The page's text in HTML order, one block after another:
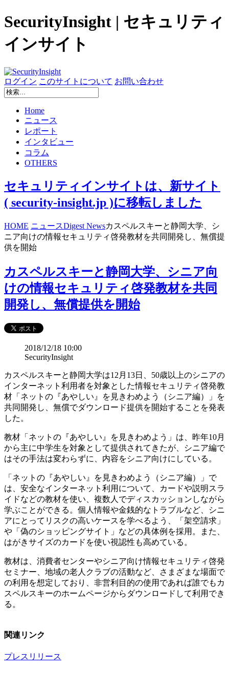
SecurityInsight | セキュリティ
インサイト
ログイン このサイトについて お問い合わせ
Home
ニュース
レポート
インタビュー
コラム
OTHERS
セキュリティインサイトは、新サイト
( security-insight.jp )に移転しました
HOME ニュースDigest Newsカスペルスキーと静岡大学、シ
ニア向けの情報セキュリティ啓発教材を共同開発し、無償提
供を開始
カスペルスキーと静岡大学、シニア向
けの情報セキュリティ啓発教材を共同
開発し、無償提供を開始
2018/12/18 10:00
SecurityInsight
カスペルスキーと静岡大学は12月13日、50歳以上のシニアの
インターネット利用者を対象とした情報セキュリティ啓発教
材「ネットの『あやしい』を見きわめよう（シニア編）」を
共同開発し、無償でダウンロード提供を開始することを発表
した。
教材「ネットの『あやしい』を見きわめよう」は、昨年10月
から主に中学生を対象として提供されてきたが、シニア編で
はその手法は変わらずに、内容をシニア向けにしている。
「ネットの『あやしい』を見きわめよう（シニア編）」で
は、安全なインターネット利用について、カードや説明スラ
イドなどの教材を使い、複数人でディスカッションしながら
学ぶことができる。個人情報や金銭的なトラブルなど、シニ
アにとってリスクの高いケースを学べるよう、「架空請求」
や「偽のショッピングサイト」などの具体例を採用。また、
はがきサイズのカードを使い視認性も高めている。
教材は、消費者センターやシニア向け情報セキュリティ啓発
セミナー、地域の老人クラブの活動など、さまざまな場面で
の利用を想定しており、非営利目的の使用であれば誰でもカ
スペルスキーのホームページからダウンロードして利用でき
る。
関連リンク
プレスリリース